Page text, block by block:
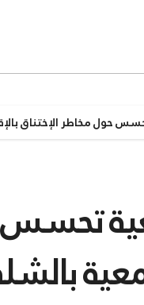
حول مخاطر الإختناق